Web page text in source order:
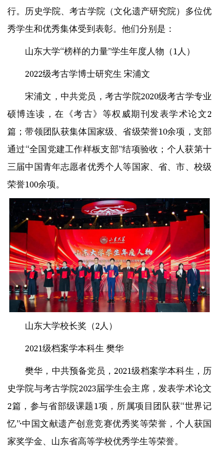
行。历史学院、考古学院（文化遗产研究院）多位优
秀学生和优秀集体受到表彰。他们分别是：
山东大学“榜样的力量”学生年度人物（1人）
2022级考古学博士研究生 宋浦文
宋浦文，中共党员，考古学院2020级考古学专业
硕博连读，在《考古》等权威期刊发表学术论文2
篇；带领团队获集体国家级、省级荣誉10余项，支部
通过“全国党建工作样板支部”结项验收；个人获第十
三届中国青年志愿者优秀个人等国家、省、市、校级
荣誉100余项。
山东大学校长奖（2人）
2021级档案学本科生 樊华
樊华，中共预备党员，2021级档案学本科生，历
史学院与考古学院2023届学生会主席，发表学术论文
2篇，参与省部级课题1项，所属项目团队获“世界记
忆”·中国文献遗产创意竞赛优秀奖等荣誉，个人获国
家奖学金、山东省高等学校优秀学生等荣誉。